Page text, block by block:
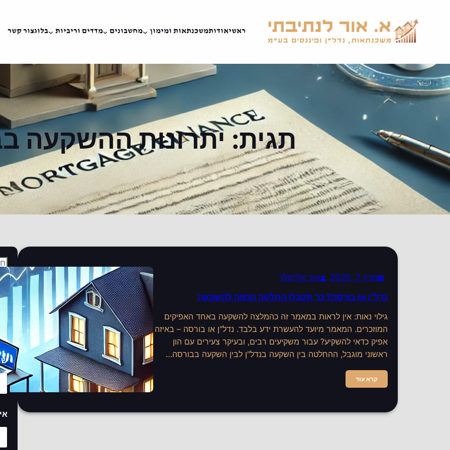
ראשיאודותמשכנתאות ומימון מחשבונים מדדים וריביות בלוגצור קשר
תגית: יתרונות ההשקעה
מרץ 7, 2025
אור אלימלך
נדל"ן או בורסה? כך תקבלו החלטה חכמה להשקעה
גילוי נאות: אין לראות במאמר זה כהמלצה להשקעה באחד האפיקים
המוזכרים. המאמר מיועד להעשרת ידע בלבד. נדל"ן או בורסה – באיזה
אפיק כדאי להשקיע? עבור משקיעים רבים, ובעיקר צעירים עם הון
ראשוני מוגבל, ההחלטה בין השקעה בנדל"ן לבין השקעה בבורסה…
קרא עוד
s
e
h
ל
פ
ן